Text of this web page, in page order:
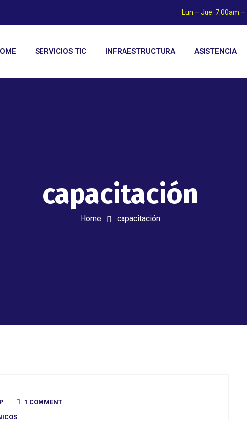
Lun – Jue: 7:00am
SERVICIOS TIC INFRAESTRUCTURA ASISTENCIA
capacitación
Home capacitación
1 COMMENT